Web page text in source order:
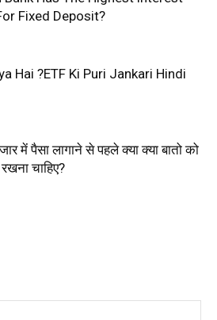
Fixed Deposit?
Hai ?ETF Ki Puri Jankari Hindi
में पैसा लागाने से पहले क्या क्या बातो को
चाहिए?